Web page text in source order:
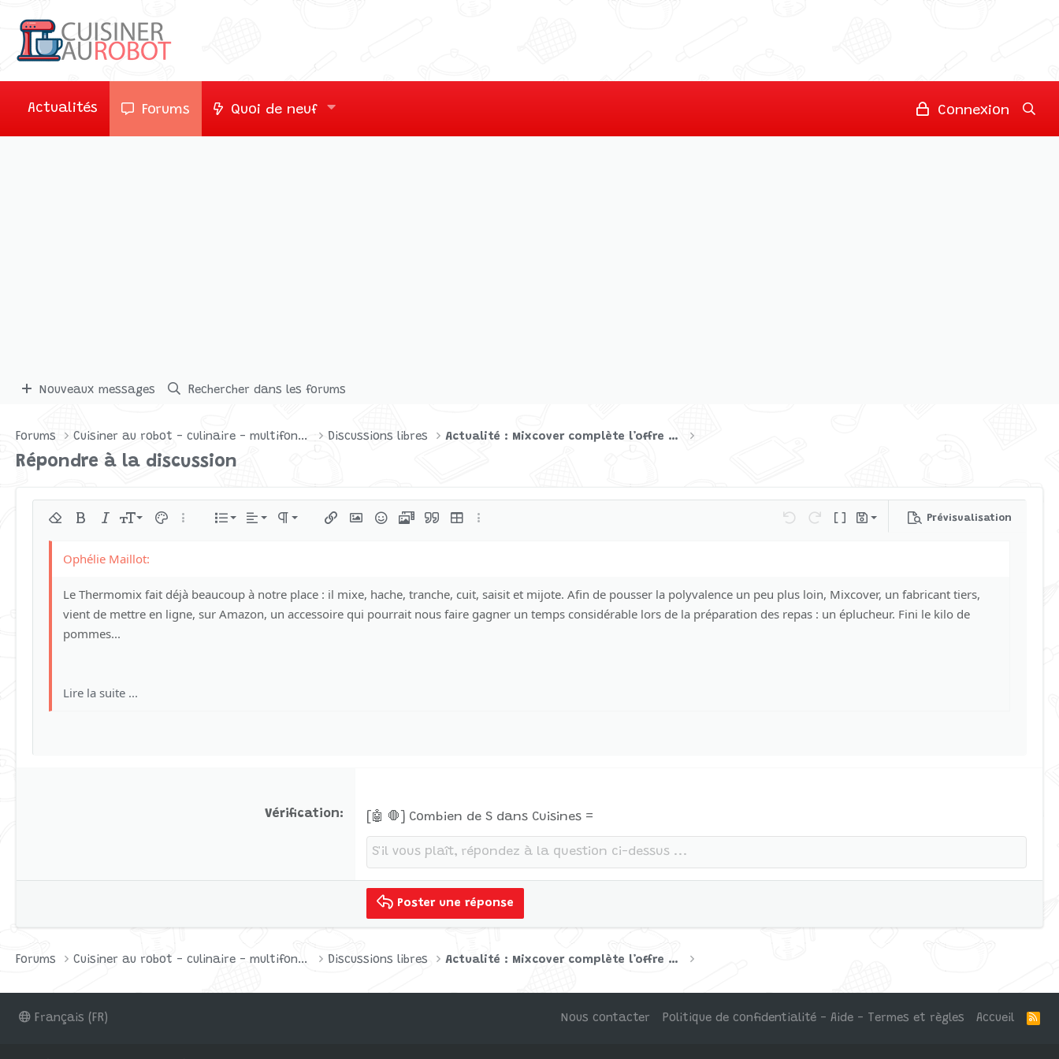
Actualités Forums Quoi de neuf Connexion
Nouveaux messages Rechercher dans les forums
Forums Cuisiner au robot - culinaire - multifonctions Discussions libres Actualité : Mixcover complète l’offre Thermomix avec un éplucheur
Répondre à la discussion
Retirer le formatage
Gras ItaliqueTaille de police
9
15
18
22
Couleur du texte
Plus d'options…
Liste Liste triée
Retrait négatif
Alignement
Aligner à gauche
Justify text
Paragraph format
Normal
Heading 2
Heading 3
Insérer un lien
Insérer une image
SmileysMédiaCiter Insérer un tableau
Plus d'options… AnnuléRefaireBasculer en mode BB code
Brouillons
Sauvegarder le brouillon
Prévisualisation
Famille de polices
Courier New
Georgia
Trebuchet MS
Barré
Insert horizontal line
SpoilerCode
Le Thermomix fait déjà beaucoup à notre place : il mixe, hache, tranche, cuit, saisit et mijote. Afin de pousser la polyvalence un peu plus loin, Mixcover, un fabricant tiers,
vient de mettre en ligne, sur Amazon, un accessoire qui pourrait nous faire gagner un temps considérable lors de la préparation des repas : un éplucheur. Fini le kilo de
pommes...
Lire la suite ...
Vérification [🤖 🛑] Combien de S dans Cuisines =
Poster une réponse
Forums Cuisiner au robot - culinaire - multifonctions Discussions libres Actualité : Mixcover complète l’offre Thermomix avec un éplucheur
Français (FR) Nous contacter Politique de confidentialité - Aide - Termes et règles Accueil
R